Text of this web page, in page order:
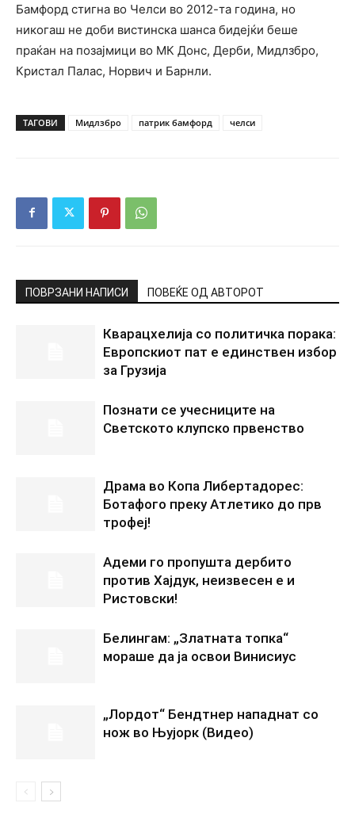
Бамфорд стигна во Челси во 2012-та година, но
никогаш не доби вистинска шанса бидејќи беше
праќан на позајмици во МК Донс, Дерби, Мидлзбро,
Кристал Палас, Норвич и Барнли.
ТАГОВИ Мидлзбро патрик бамфорд челси
ПОВРЗАНИ НАПИСИ ПОВЕЌЕ ОД АВТОРОТ
Кварацхелија со политичка порака:
Европскиот пат е единствен избор
за Грузија
Познати се учесниците на
Светското клупско првенство
Драма во Копа Либертадорес:
Ботафого преку Атлетико до прв
трофеј!
Адеми го пропушта дербито
против Хајдук, неизвесен е и
Ристовски!
Белингам: „Златната топка“
мораше да ја освои Винисиус
„Лордот“ Бендтнер нападнат со
нож во Њујорк (Видео)